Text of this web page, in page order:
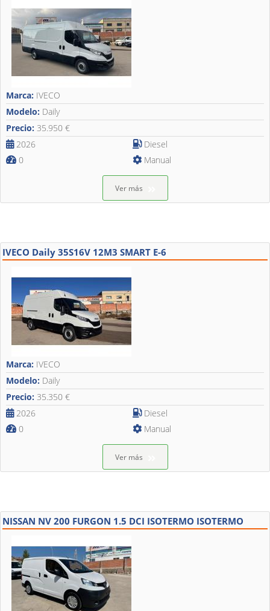
Marca: IVECO
Modelo: Daily
Precio: 35.950 €
2026
0
Diesel
Manual
Ver más
IVECO Daily 35S16V 12M3 SMART E-6
Marca: IVECO
Modelo: Daily
Precio: 35.350 €
2026
0
Diesel
Manual
Ver más
NISSAN NV 200 FURGON 1.5 DCI ISOTERMO ISOTERMO